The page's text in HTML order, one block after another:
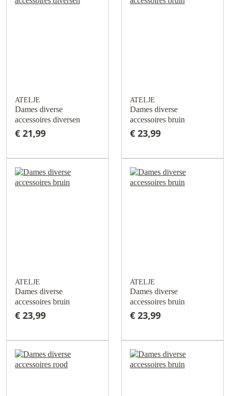
ATELJE
Dames diverse
accessoires diversen
€ 21,99
ATELJE
Dames diverse
accessoires bruin
€ 23,99
ATELJE
Dames diverse
accessoires bruin
€ 23,99
ATELJE
Dames diverse
accessoires bruin
€ 23,99